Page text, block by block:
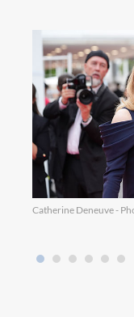
Catherine Deneuve -